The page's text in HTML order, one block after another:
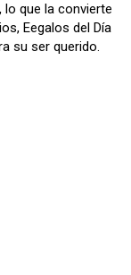
lo que la convierte
Eegalos del Día
su ser querido.